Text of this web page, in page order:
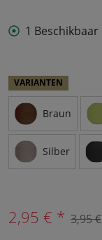
1 Beschikbaar
VARIANTEN
Braun
Silber
2,95 € * 3,95 €